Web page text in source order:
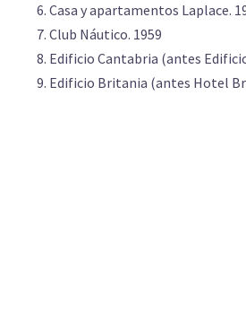
Casa y apartamentos Laplace.
Club Náutico. 1959
Edificio Cantabria (antes
Edificio Britania (antes Hotel